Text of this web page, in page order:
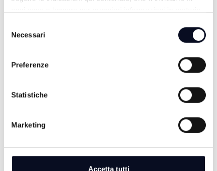
delNecessari
Preferenze
Statistiche
Marketing
Accetta tutti
ALTRE NOTIZIE TUTTE LE NOTIZIE